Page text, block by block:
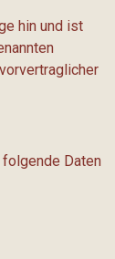
hin und ist
Daten